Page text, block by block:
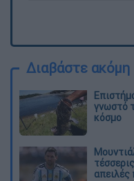
Διαβάστε ακόμη
γνωστό
κόσμο
απειλές